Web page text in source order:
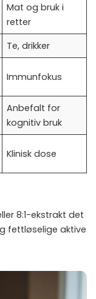
Mat og bruk i
retter
Te, drikker
Immunfokus
Anbefalt for
kognitiv bruk
Klinisk dose
8:1-ekstrakt det
fettløselige aktive